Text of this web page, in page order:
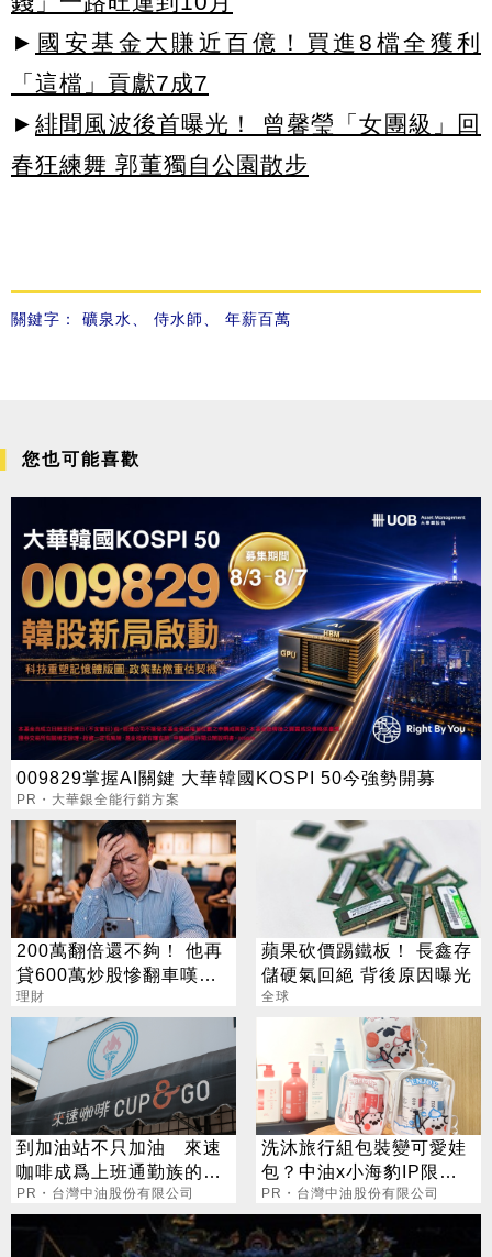
► 國安基金大賺近百億！買進8檔全獲利
「這檔」貢獻7成7
► 緋聞風波後首曝光！ 曾馨瑩「女團級」回
春狂練舞 郭董獨自公園散步
關鍵字： 礦泉水 侍水師 年薪百萬
您也可能喜歡
009829掌握AI關鍵 大華韓國KOSPI 50今強勢開募
PR・大華銀全能行銷方案
200萬翻倍還不夠！ 他再
貸600萬炒股慘翻車嘆：
拜紫南宮也沒用
理財
蘋果砍價踢鐵板！ 長鑫存
儲硬氣回絕 背後原因曝光
全球
到加油站不只加油 來速
咖啡成爲上班通勤族的新
選擇
PR・台灣中油股份有限公司
洗沐旅行組包裝變可愛娃
包？中油x小海豹IP限量
聯名款
PR・台灣中油股份有限公司